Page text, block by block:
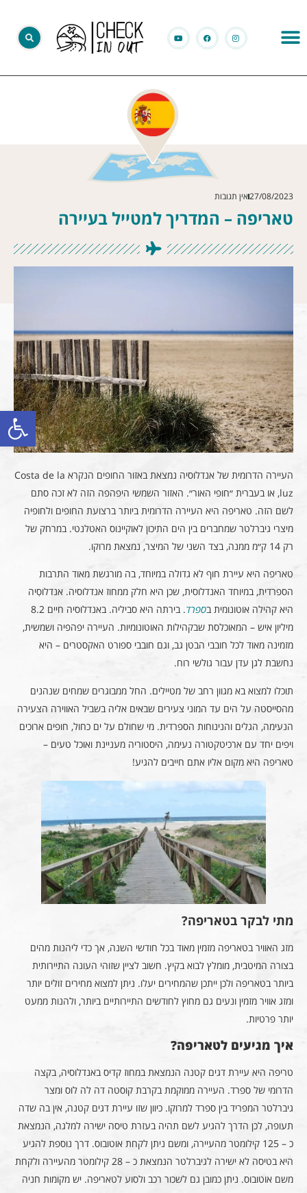
פתח
27/08/2023אין תגובות
טאריפה – המדריך למטייל בעיירה
העיירה הדרומית של אנדלוסיה נמצאת באזור החופים הנקרא Costa de la
luz, או בעברית ״חופי האור״. האזור השמשי היפהפה הזה לא זכה סתם
לשם הזה. טאריפה היא העיירה הדרומית ביותר ברצועת החופים ולחופיה
מיצרי גיברלטר שמחברים בין הים התיכון לאוקיינוס האטלנטי. במרחק של
רק 14 ק״מ ממנה, בצד השני של המיצר, נמצאת מרוקו.
טאריפה היא עיירת חוף לא גדולה במיוחד, בה מורגשת מאוד התרבות
הספרדית, במיוחד האנדלוסית, שכן היא חלק ממחוז אנדלוסיה. אנדלוסִיה
היא קהילה אוטונומית בספרד
. בירתה היא סביליה. באנדלוסיה חיים 8.2
מיליון איש – המאוכלסת שבקהילות האוטונומיות. העיירה יפהפיה ושמשית,
מזמינה מאוד לכל חובבי הבטן גב, וגם חובבי ספורט האקסטרים – היא
נחשבת לגן עדן עבור גולשי רוח.
תוכלו למצוא בא מגוון רחב של מטיילים. החל ממבוגרים שמחים שנהנים
מהסייסטה על הים עד המוני צעירים שבאים אליה בשביל האווירה הצעירה
הנעימה, הגלים והנינוחות הספרדית. מי שחולם על ים כחול, חופים ארוכים
ויפים יחד עם ארכיטקטורה נעימה, היסטוריה מעניינת ואוכל טעים –
טאריפה היא מקום אליו אתם חייבים להגיע!
מתי לבקר בטאריפה?
מזג האוויר בטאריפה מזמין מאוד בכל חודשי השנה, אך כדי ליהנות מהים
בצורה המיטבית, מומלץ לבוא בקיץ. חשוב לציין שזוהי העונה התיירותית
ביותר בטאריפה ולכן ייתכן שהמחירים יעלו. ניתן למצוא מחירים זולים יותר
ומזג אוויר מזמין ונעים גם מחוץ לחודשים התיירותיים ביותר, ולהנות ממעט
יותר פרטיות.
איך מגיעים לטאריפה?
טריפה היא עיירת דגים קטנה הנמצאת במחוז קדיס באנדלוסיה, בקצה
הדרומי של ספרד. העיירה ממוקמת בקרבת קוסטה דה לה לוס ומצר
גיברלטר המפריד בין ספרד למרוקו. כיוון שזו עיירת דגים קטנה, אין בה שדה
תעופה, לכן הדרך להגיע לשם תהיה בעזרת טיסה ישירה למלגה, הנמצאת
כ – 125 קילומטר מהעיירה, ומשם ניתן לקחת אוטובוס. דרך נוספת להגיע
היא בטיסה לא ישירה לגיברלטר הנמצאת כ – 28 קילומטר מהעיירה ולקחת
משם אוטובוס. ניתן כמובן גם לשכור רכב ולסוע לטאריפה. יש מקומות חניה